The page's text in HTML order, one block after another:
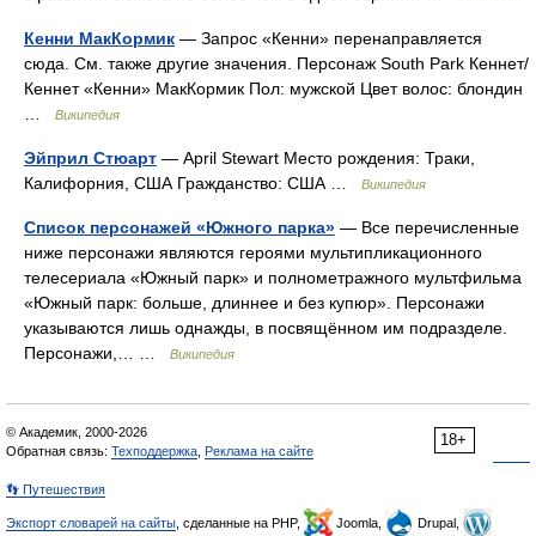
Кенни МакКормик — Запрос «Кенни» перенаправляется
сюда. Cм. также другие значения. Персонаж South Park Кеннет/
Кеннет «Кенни» МакКормик Пол: мужской Цвет волос: блондин
Википедия
Эйприл Стюарт — April Stewart Место рождения: Траки,
Калифорния, США Гражданство: США …
Википедия
Список персонажей «Южного парка» — Все перечисленные
ниже персонажи являются героями мультипликационного
телесериала «Южный парк» и полнометражного мультфильма
«Южный парк: больше, длиннее и без купюр». Персонажи
указываются лишь однажды, в посвящённом им подразделе.
Персонажи,… …
Википедия
18+
© Академик, 2000-2026
Обратная связь: Техподдержка Реклама на сайте
👣 Путешествия
Экспорт словарей на сайты , сделанные на PHP, Joomla,
Drupal,